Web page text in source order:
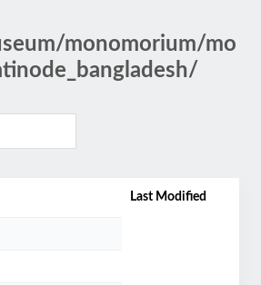
monomorium/mo
Last Modified